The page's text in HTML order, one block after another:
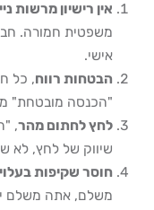
אין רישיון מרשות
משפטית חמורה.
אישי.
הבטחות רווח
"הכנסה מובטחת"
לחץ לחתום מהר,
שיווק של לחץ, לא
חוסר שקיפות
משלם, אתה משלם